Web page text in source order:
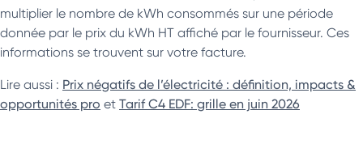
multiplier le nombre de kWh consommés sur une période
donnée par le prix du kWh HT affiché par le fournisseur. Ces
informations se trouvent sur votre facture.
Lire aussi : Prix négatifs de l’électricité : définition, impacts &
opportunités pro et Tarif C4 EDF: grille en juin 2026